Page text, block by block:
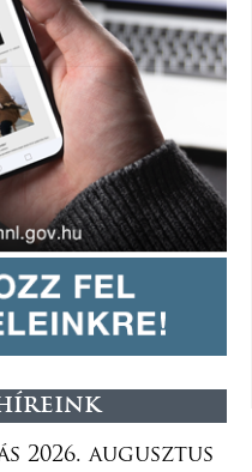
2026. augusztus